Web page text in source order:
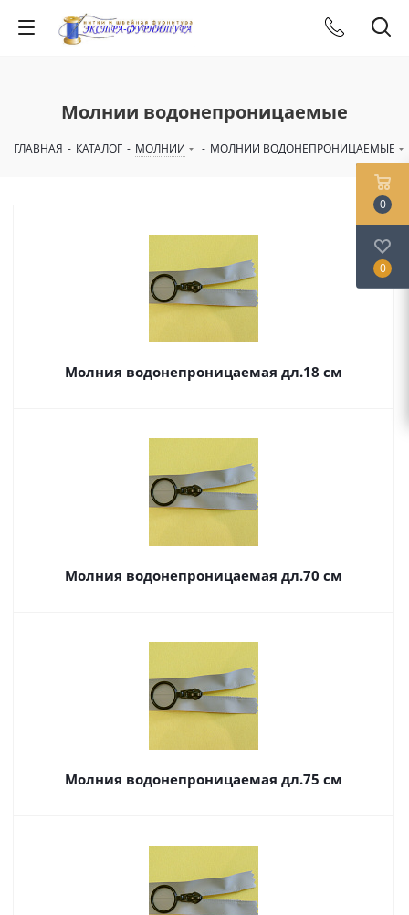
Молнии водонепроницаемые
ГЛАВНАЯ - КАТАЛОГ - МОЛНИИ - МОЛНИИ ВОДОНЕПРОНИЦАЕМЫЕ
Молния водонепроницаемая дл.18 см
Молния водонепроницаемая дл.70 см
Молния водонепроницаемая дл.75 см
0
0